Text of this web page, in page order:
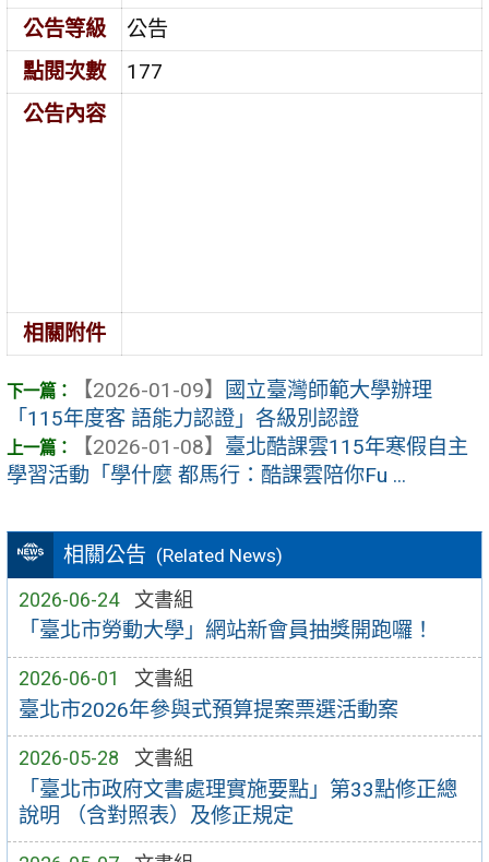
相關公告 (Related News)
2026-06-24 文書組
「臺北市勞動大學」網站新會員抽獎開跑囉！
2026-06-01 文書組
臺北市2026年參與式預算提案票選活動案
2026-05-28 文書組
「臺北市政府文書處理實施要點」第33點修正總
說明 （含對照表）及修正規定
公告等級
公告
點閱次數
177
公告內容
相關附件
【2026-01-09】
國立臺灣師範大學辦理
「115年度客 語能力認證」各級別認證
【2026-01-08】 臺北酷課雲115年寒假自主
學習活動「學什麼 都馬行：酷課雲陪你Fu ...